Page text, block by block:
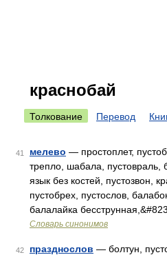
краснобай
Толкование Перевод
41 мелево — простоплет,
трепло, шабала, пустовраль,
язык без костей, пустозвон,
пустобрех, пустослов,
балалайка
Словарь синонимов
42 празднослов — болтун,